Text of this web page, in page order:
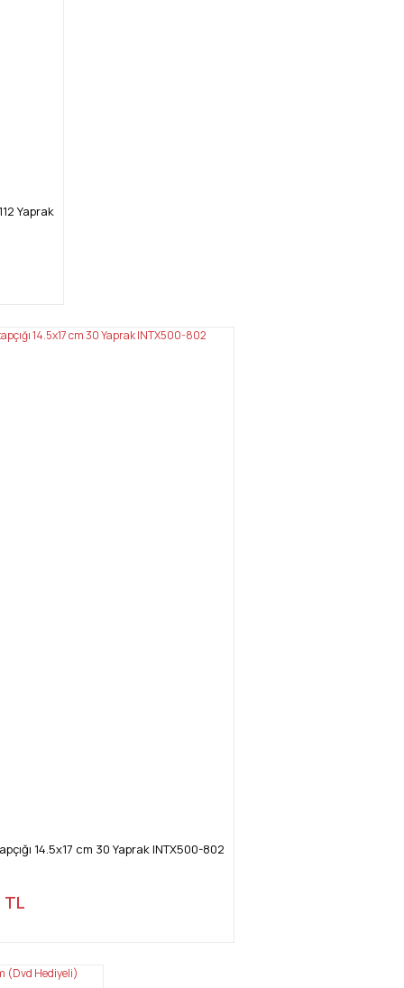
Yaprak
14.5x17 cm 30 Yaprak INTX500-802
TL